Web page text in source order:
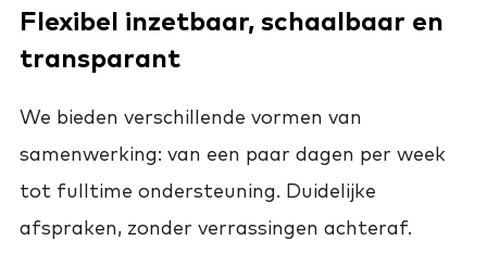
Flexibel inzetbaar, schaalbaar en
transparant
We bieden verschillende vormen van
samenwerking: van een paar dagen per week
tot fulltime ondersteuning. Duidelijke
afspraken, zonder verrassingen achteraf.